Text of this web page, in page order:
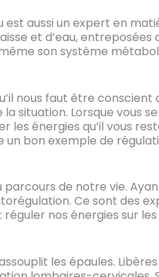
est aussi un expert en
et d’eau,
son système
nous faut être conscient
situation. Lorsque vous
les énergies qu’il vous
bon exemple de
de notre vie.
Ce sont des
nos énergies sur
les épaules.